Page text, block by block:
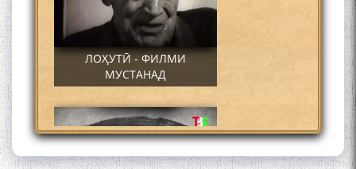
ЛОҲУТӢ - ФИЛМИ
МУСТАНАД